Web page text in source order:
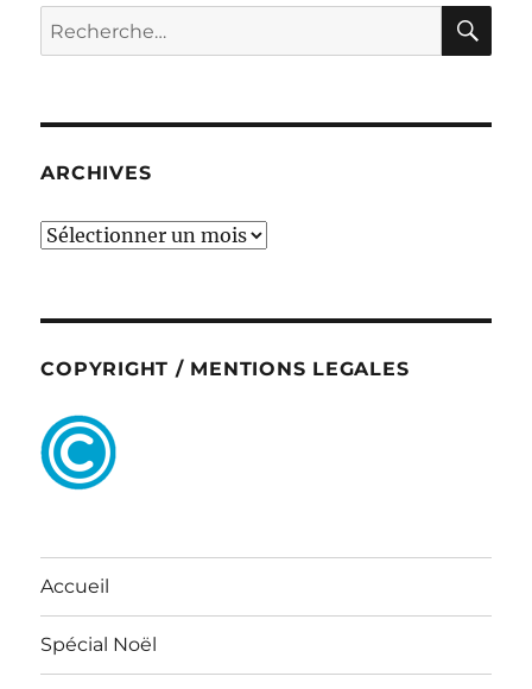
Recherche
pour :
ARCHIVES
ARCHIVES
COPYRIGHT / MENTIONS LEGALES
Accueil
Spécial Noël